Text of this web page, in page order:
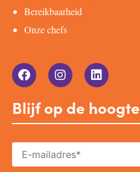
Bereikbaarheid
Onze chefs
Blijf op de hoogte